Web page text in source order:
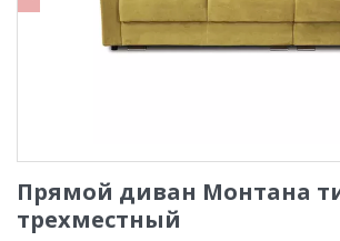
Прямой диван Монтана
трехместный